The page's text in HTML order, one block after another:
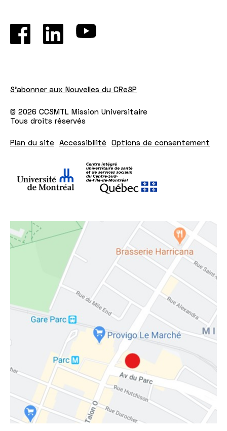
© 2026 CCSMTL Mission Universitaire
Tous droits réservés
Plan du site Accessibilité Options de consentement
S'abonner aux Nouvelles du CReSP